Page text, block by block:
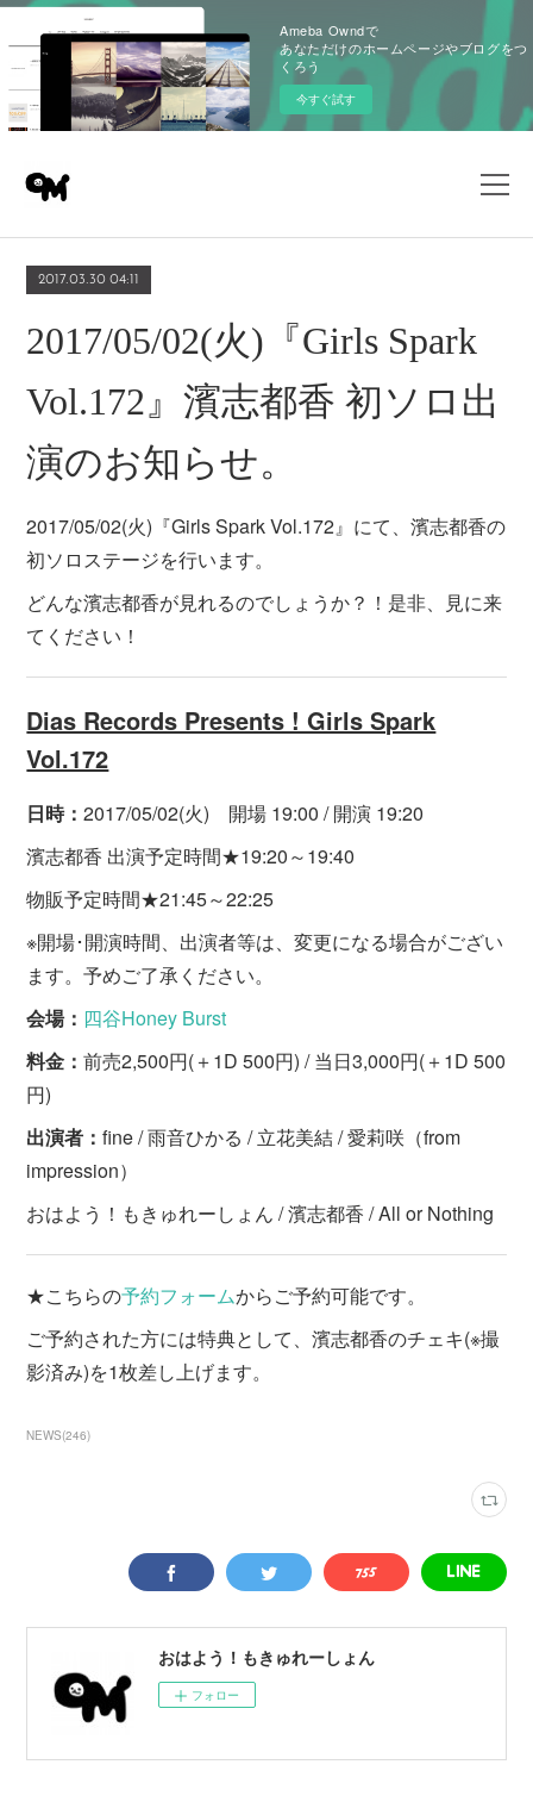
Ameba Owndで
あなただけのホームページやブログをつ
くろう
今すぐ試す
2017.03.30 04:11
2017/05/02(火)『Girls Spark
Vol.172』濱志都香 初ソロ出
演のお知らせ。
2017/05/02(火)『Girls Spark Vol.172』にて、濱志都香の
初ソロステージを行います。
どんな濱志都香が見れるのでしょうか？！是非、見に来
てください！
Dias Records Presents ! Girls Spark
Vol.172
日時：2017/05/02(火) 開場 19:00 / 開演 19:20
濱志都香 出演予定時間★19:20～19:40
物販予定時間★21:45～22:25
※開場･開演時間、出演者等は、変更になる場合がござい
ます。予めご了承ください。
会場： 四谷Honey Burst
料金：前売2,500円(＋1D 500円) / 当日3,000円(＋1D 500
円)
出演者：fine / 雨音ひかる / 立花美結 / 愛莉咲（from
impression）
おはよう！もきゅれーしょん / 濱志都香 / All or Nothing
★こちらの予約フォームからご予約可能です。
ご予約された方には特典として、濱志都香のチェキ(※撮
影済み)を1枚差し上げます。
NEWS(246)
おはよう！もきゅれーしょん
フォロー